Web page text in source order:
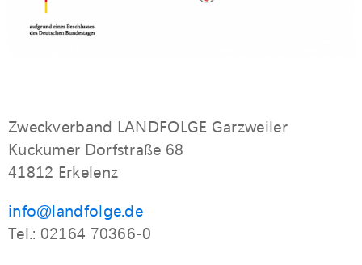
Zweckverband LANDFOLGE Garzweiler
Kuckumer Dorfstraße 68
41812 Erkelenz
info@landfolge.de
Tel.: 02164 70366-0